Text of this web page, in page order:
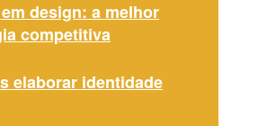
design: a melhor
competitiva
elaborar identidade